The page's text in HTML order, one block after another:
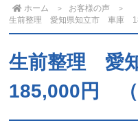
ホーム
お客様の声
生前整理 愛知県知立市 車庫
生前整理 愛
185,000円 （